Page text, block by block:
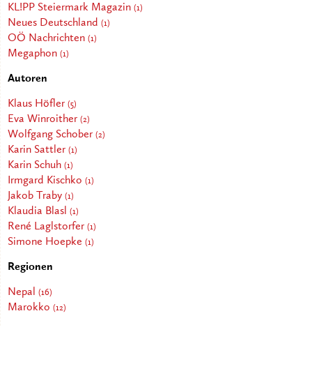
KL!PP Steiermark Magazin (1)
Neues Deutschland (1)
OÖ Nachrichten (1)
Megaphon (1)
Autoren
Klaus Höfler (5)
Eva Winroither (2)
Wolfgang Schober (2)
Karin Sattler (1)
Karin Schuh (1)
Irmgard Kischko (1)
Jakob Traby (1)
Klaudia Blasl (1)
René Laglstorfer (1)
Simone Hoepke (1)
Regionen
Nepal (16)
Marokko (12)